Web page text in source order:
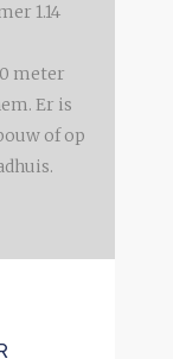
1.14
meter
Er is
of op